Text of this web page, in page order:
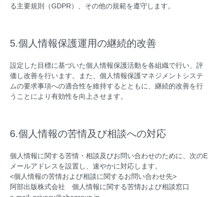
る主要規則（GDPR）、その他の規範を遵守します。
5.個人情報保護運用の継続的改善
設定した目標に基づいた個人情報保護活動を各組織で行い、評
価し改善を行います。また、個人情報保護マネジメントシステ
ムの要求事項への適合性を維持するとともに、継続的改善を行
うことにより有効性を向上させます。
6.個人情報の苦情及び相談への対応
個人情報に関する苦情・相談及びお問い合わせのために、次のE
メールアドレスを設置し、速やかに対応します。
<個人情報の苦情および相談に関するお問い合わせ先>
阿部出版株式会社 個人情報に関する苦情および相談窓口